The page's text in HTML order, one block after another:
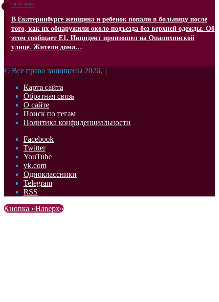
28.12.2023
В Екатеринбурге женщина и ребенок попали в больницу после
того, как их обнаружили около подъезда без верхней одежды. Об
этом сообщает Е1. Инцидент произошел на Опалихинской
улице. Жители дома…
© Все права защищены 2026, |
Карта сайта
Обратная связь
О сайте
Поиск по тегам
Политика конфиденциальности
Facebook
Twitter
YouTube
vk.com
Одноклассники
Telegram
RSS
Кнопка «Наверх»